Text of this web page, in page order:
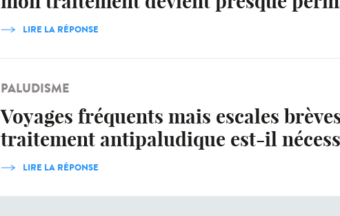
LIRE LA RÉPONSE
PALUDISME
Voyages fréquents mais escales
traitement antipaludique est-il
LIRE LA RÉPONSE